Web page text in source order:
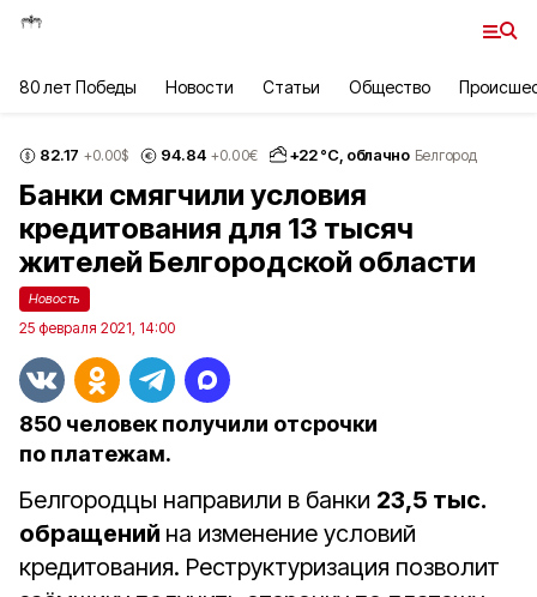
80 лет Победы Новости Статьи Общество
82.17 +0.00$ 94.84 +0.00€ +22°С, облачно Белгород
Банки смягчили условия
кредитования для 13 тысяч
жителей Белгородской области
Новость
25 февраля 2021, 14:00
850 человек получили отсрочки
по платежам.
Белгородцы направили в банки 23,5 тыс.
обращений на изменение условий
кредитования. Реструктуризация позволит